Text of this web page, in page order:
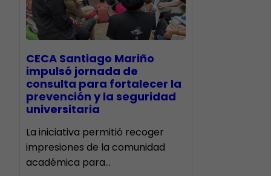
CECA Santiago Mariño
impulsó jornada de
consulta para fortalecer la
prevención y la seguridad
universitaria
La iniciativa permitió recoger
impresiones de la comunidad
académica para…